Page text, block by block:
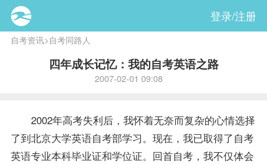
登录/注册
自考资讯>自考同路人
四年成长记忆：我的自考英语之路
2007-02-01 09:08
2002年高考失利后，我怀着无奈而复杂的心情选择
了到北京大学英语自考部学习。现在，我已取得了自考
英语专业本科毕业证和学位证。回首自考，我不仅体会